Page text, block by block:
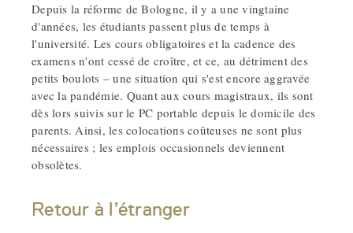
Depuis la réforme de Bologne, il y a une vingtaine
d'années, les étudiants passent plus de temps à
l'université. Les cours obligatoires et la cadence des
examens n'ont cessé de croître, et ce, au détriment des
petits boulots – une situation qui s'est encore aggravée
avec la pandémie. Quant aux cours magistraux, ils sont
dès lors suivis sur le PC portable depuis le domicile des
parents. Ainsi, les colocations coûteuses ne sont plus
nécessaires ; les emplois occasionnels deviennent
obsolètes.
Retour à l’étranger